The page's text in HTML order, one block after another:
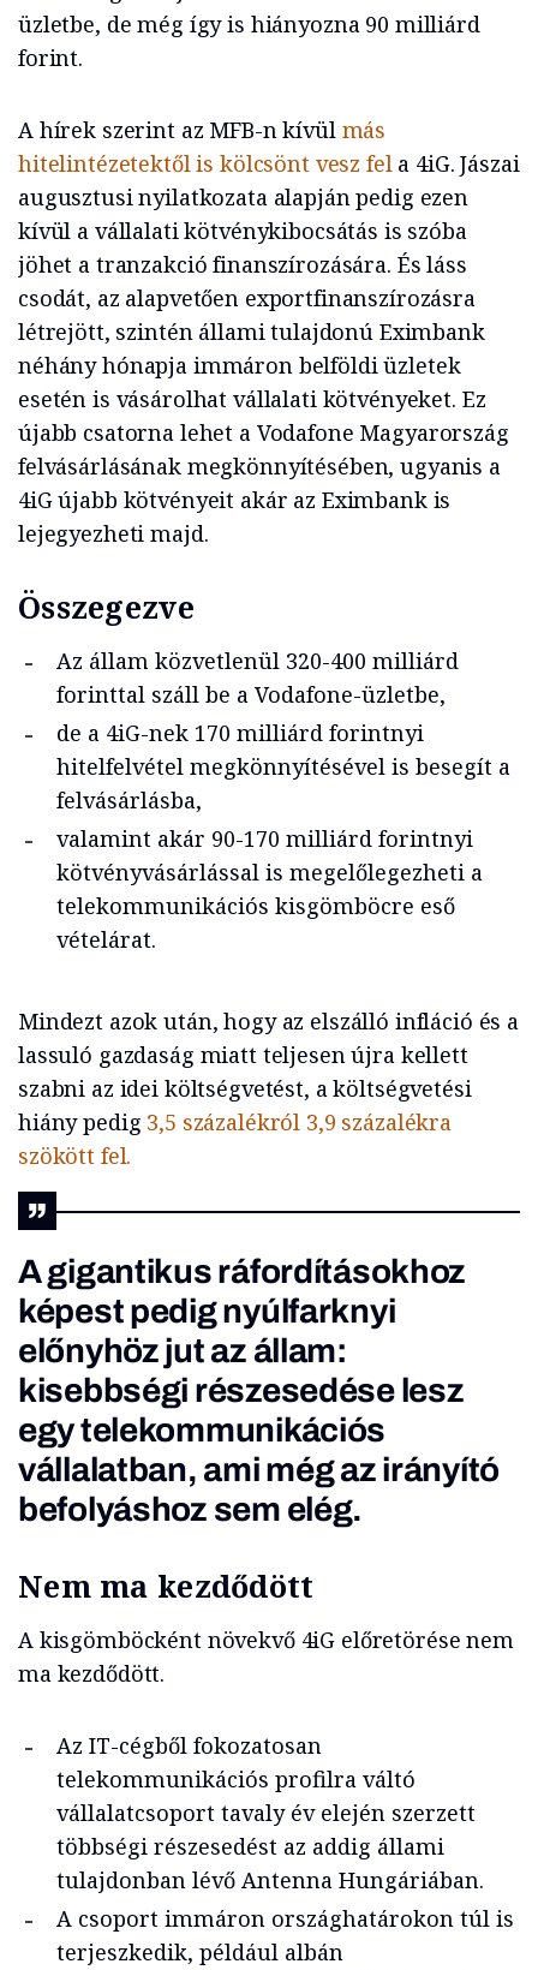
üzletbe, de még így is hiányozna 90 milliárd
forint.
A hírek szerint az MFB-n kívül más
hitelintézetektől is kölcsönt vesz fela 4iG. Jászai
augusztusi nyilatkozata alapján pedig ezen
kívül a vállalati kötvénykibocsátás is szóba
jöhet a tranzakció finanszírozására. És láss
csodát, az alapvetően exportfinanszírozásra
létrejött, szintén állami tulajdonú Eximbank
néhány hónapja immáron belföldi üzletek
esetén is vásárolhat vállalati kötvényeket. Ez
újabb csatorna lehet a Vodafone Magyarország
felvásárlásának megkönnyítésében, ugyanis a
4iG újabb kötvényeit akár az Eximbank is
lejegyezheti majd.
Összegezve
Az állam közvetlenül 320-400 milliárd
forinttal száll be a Vodafone-üzletbe,
de a 4iG-nek 170 milliárd forintnyi
hitelfelvétel megkönnyítésével is besegít a
felvásárlásba,
valamint akár 90-170 milliárd forintnyi
kötvényvásárlással is megelőlegezheti a
telekommunikációs kisgömböcre eső
vételárat.
Mindezt azok után, hogy az elszálló infláció és a
lassuló gazdaság miatt teljesen újra kellett
szabni az idei költségvetést, a költségvetési
hiány pedig 3,5 százalékról 3,9 százalékra
szökött fel.
A gigantikus ráfordításokhoz
képest pedig nyúlfarknyi
előnyhöz jut az állam:
kisebbségi részesedése lesz
egy telekommunikációs
vállalatban, ami még az irányító
befolyáshoz sem elég.
Nem ma kezdődött
A kisgömböcként növekvő 4iG előretörése nem
ma kezdődött.
Az IT-cégből fokozatosan
telekommunikációs profilra váltó
vállalatcsoport tavaly év elején szerzett
többségi részesedést az addig állami
tulajdonban lévő Antenna Hungáriában.
A csoport immáron országhatárokon túl is
terjeszkedik, például albán